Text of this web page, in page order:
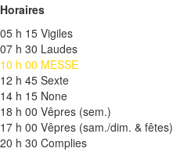
Horaires
05 h 15 Vigiles
07 h 30 Laudes
10 h 00 MESSE
12 h 45 Sexte
14 h 15 None
18 h 00 Vêpres (sem.)
17 h 00 Vêpres (sam./dim. & fêtes)
20 h 30 Complies